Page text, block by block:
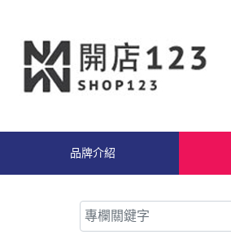
品牌介紹